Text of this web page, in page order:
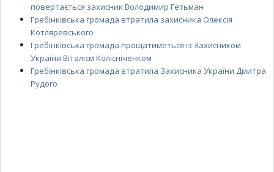
повертається захисник Володимир Гетьман
Гребінківська громада втратила захисника Олексія
Котляревського
Гребінківська громада прощатиметься із Захисником
України Віталієм Колісніченком
Гребінківська громада втратила Захисника України Дмитра
Рудого